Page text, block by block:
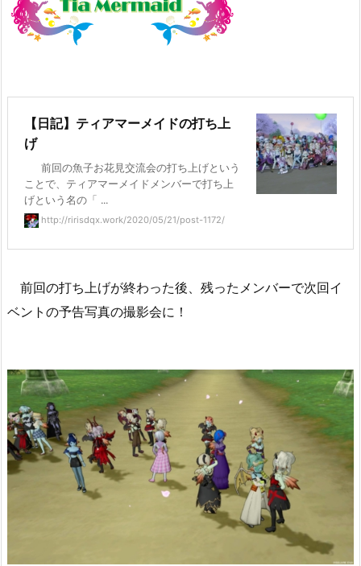
【日記】ティアマーメイドの打ち上
げ
前回の魚子お花見交流会の打ち上げという
ことで、ティアマーメイドメンバーで打ち上
げという名の「 ...
http://ririsdqx.work/2020/05/21/post-1172/
前回の打ち上げが終わった後、残ったメンバーで次回イ
ベントの予告写真の撮影会に！